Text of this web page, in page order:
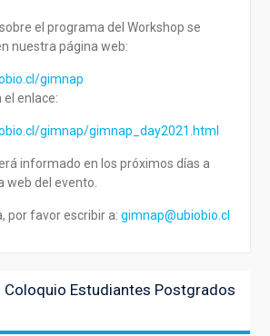
el programa del Workshop se
nuestra página web:
gimnap
enlace:
gimnap/gimnap_day2021.html
informado en los próximos días a
web del evento.
por favor escribir a: gimnap@ubiobio.cl
anterior:
Coloquio Estudiantes Postgrados